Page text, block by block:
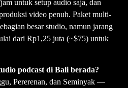
untuk setup audio saja, dan
video penuh. Paket multi-
besar studio, namun jarang
dari Rp1,25 juta (~$75) untuk
podcast di Bali berada?
Pererenan, dan Seminyak —